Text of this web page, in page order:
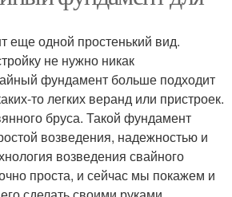
одной простенький вид.
не нужно никак
фундамент больше подходит
то легких веранд или пристроек.
бруса. Такой фундамент
возведения, надежностью и
возведения свайного
проста, и сейчас мы покажем и